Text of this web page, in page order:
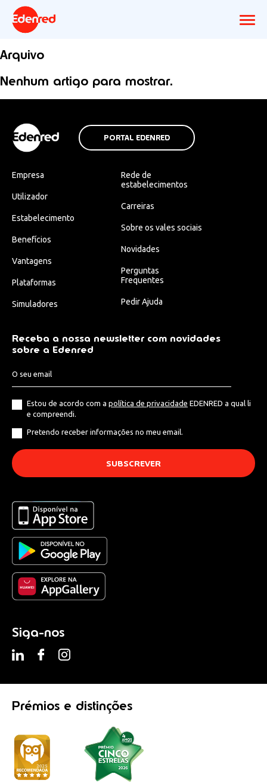
Arquivo
Nenhum artigo para mostrar.
PORTAL EDENRED
Empresa
Utilizador
Estabelecimento
Benefícios
Vantagens
Plataformas
Simuladores
Rede de
estabelecimentos
Carreiras
Sobre os vales sociais
Novidades
Perguntas
Frequentes
Pedir Ajuda
Receba a nossa newsletter com novidades
sobre a Edenred
Estou de acordo com a política de privacidade EDENRED a qual li
e compreendi.
Pretendo receber informações no meu email.
Siga-nos
Prémios e distinções